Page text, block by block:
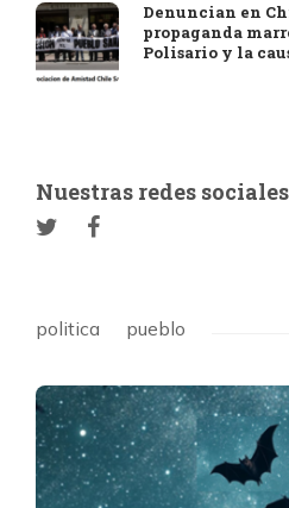
Denuncian en
propaganda
Polisario y la
Nuestras redes sociales
politica pueblo